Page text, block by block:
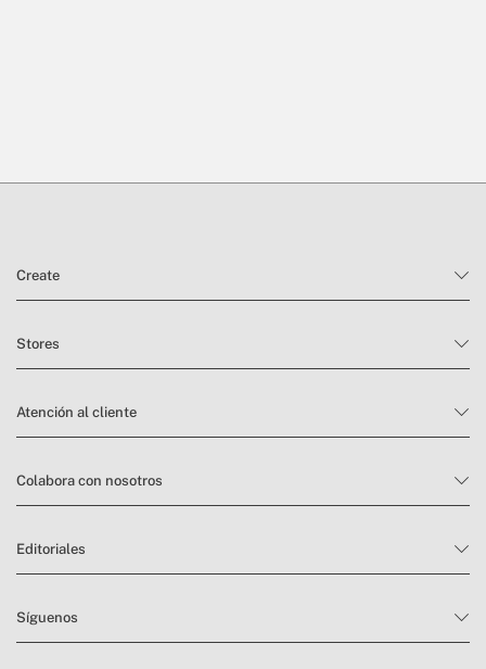
Create
Stores
Atención al cliente
Colabora con nosotros
Editoriales
Síguenos